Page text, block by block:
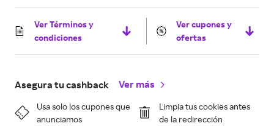
Ver Términos y
condiciones
Ver cupones y
ofertas
Asegura tu cashback Ver más
Usa solo los cupones que
anunciamos
Limpia tus cookies antes
de la redirección